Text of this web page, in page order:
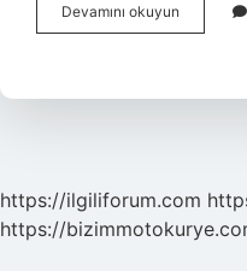
Devamını okuyun İKramiye
Parası
Verilecek
https://ilgiliforum.com
https://